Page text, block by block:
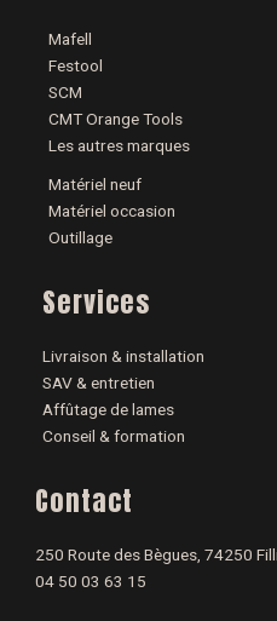
Mafell
Festool
SCM
CMT Orange Tools
Les autres marques
Matériel neuf
Matériel occasion
Outillage
Services
Livraison & installation
SAV & entretien
Affûtage de lames
Conseil & formation
Contact
250 Route des Bègues, 74250
04 50 03 63 15